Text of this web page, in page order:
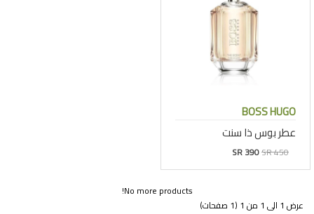
BOSS HUGO
عطر بوس ذا سنت
SR 390SR 450
No more products!
عرض 1 الى 1 من 1 (1 صفحات)